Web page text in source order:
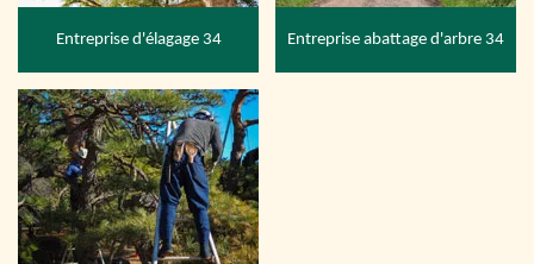
Entreprise d'élagage 34 Entreprise abattage d'arbre 34